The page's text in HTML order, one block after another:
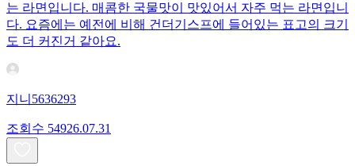
는 라면입니다. 매콤한 국물맛이 맛있어서 자주 먹는 라면입니
다. 요즘에는 예전에 비해 건더기스프에 들어있는 표고의 크기
도 더 커진거 같아요.
지니5636293
조회수 54926.07.31